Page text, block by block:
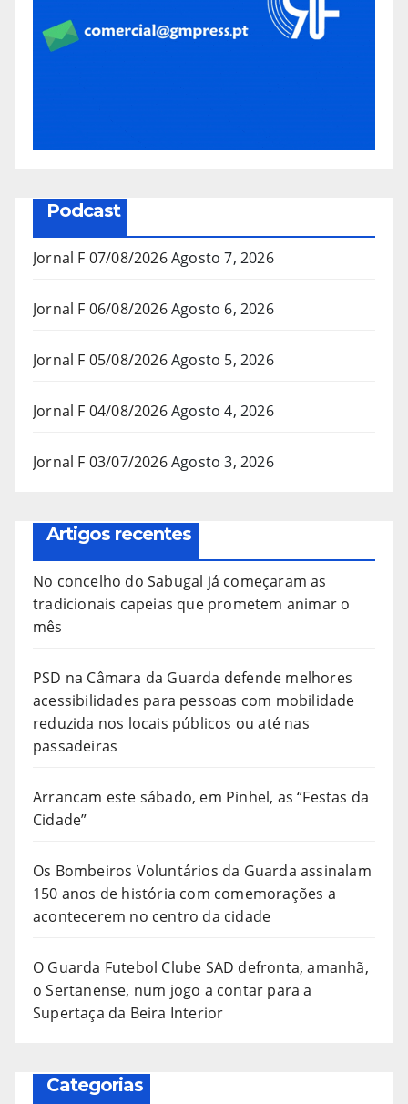
Podcast
Jornal F 07/08/2026Agosto 7, 2026
Jornal F 06/08/2026Agosto 6, 2026
Jornal F 05/08/2026Agosto 5, 2026
Jornal F 04/08/2026Agosto 4, 2026
Jornal F 03/07/2026Agosto 3, 2026
Artigos recentes
No concelho do Sabugal já começaram as
tradicionais capeias que prometem animar o
mês
PSD na Câmara da Guarda defende melhores
acessibilidades para pessoas com mobilidade
reduzida nos locais públicos ou até nas
passadeiras
Arrancam este sábado, em Pinhel, as “Festas da
Cidade”
Os Bombeiros Voluntários da Guarda assinalam
150 anos de história com comemorações a
acontecerem no centro da cidade
O Guarda Futebol Clube SAD defronta, amanhã,
o Sertanense, num jogo a contar para a
Supertaça da Beira Interior
Categorias